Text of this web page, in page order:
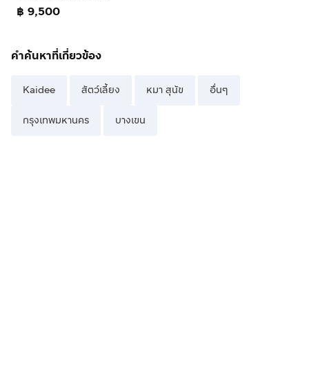
฿ 9,500
คำค้นหาที่เกี่ยวข้อง
Kaidee สัตว์เลี้ยง หมา สุนัข อื่นๆ
กรุงเทพมหานคร บางเขน